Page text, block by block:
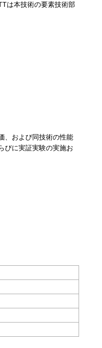
は本技術の要素技術部
、および同技術の性能
びに実証実験の実施お